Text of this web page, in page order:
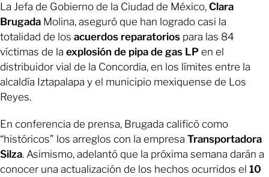
La Jefa de Gobierno de la Ciudad de México, Clara
Brugada Molina, aseguró que han logrado casi la
totalidad de los acuerdos reparatorios para las 84
víctimas de la explosión de pipa de gas LP en el
distribuidor vial de la Concordia, en los límites entre la
alcaldía Iztapalapa y el municipio mexiquense de Los
Reyes.
En conferencia de prensa, Brugada calificó como
“históricos” los arreglos con la empresa Transportadora
Silza. Asimismo, adelantó que la próxima semana darán a
conocer una actualización de los hechos ocurridos el 10